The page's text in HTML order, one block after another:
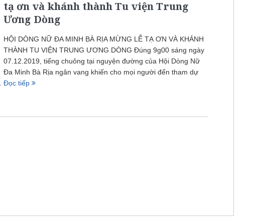
tạ ơn và khánh thành Tu viện Trung
Ương Dòng
HỘI DÒNG NỮ ĐA MINH BÀ RỊA MỪNG LỄ TẠ ƠN VÀ KHÁNH
THÀNH TU VIỆN TRUNG ƯƠNG DÒNG Đúng 9g00 sáng ngày
07.12.2019, tiếng chuông tại nguyện đường của Hội Dòng Nữ
Đa Minh Bà Rịa ngân vang khiến cho mọi người đến tham dự
Đọc tiếp